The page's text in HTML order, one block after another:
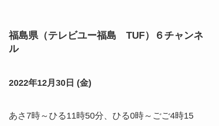
福島県（テレビユー福島 TUF）６チャンネ
ル
2022年12月30日 (金)
あさ7時～ひる11時50分、ひる0時～ごご4時15